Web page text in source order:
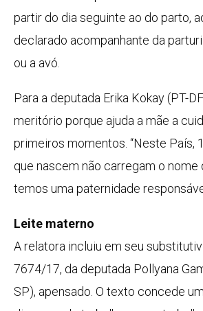
partir do dia seguinte ao do parto,
declarado acompanhante da
ou a avó.
Para a deputada Erika Kokay (PT-
meritório porque ajuda a mãe a
primeiros momentos. “Neste País,
que nascem não carregam o nome
temos uma paternidade
Leite materno
A relatora incluiu em seu
7674/17, da deputada Pollyana
SP), apensado . O texto concede